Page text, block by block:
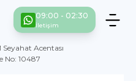
09:00 - 02:30
İletişim
Acentası
No: 10487